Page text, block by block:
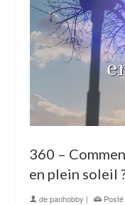
360 –
en plein soleil
depanhobby |